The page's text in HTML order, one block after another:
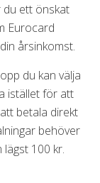
du ett önskat
Eurocard
årsinkomst.
du kan välja
istället för att
betala direkt
behöver
100 kr.